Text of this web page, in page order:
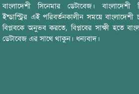
বাংলাদেশী সিনেমার ডেটাবেজ। বাংলাদেশী
ইন্ডাস্ট্রির এই পরিবর্তনকালীন সময়ে বাংলাদেশী
বিপ্লবকে অনুভব করতে, বিপ্লবের সাক্ষী হতে
ডেটাবেজ এর সাথে থাকুন। ধন্যবাদ।